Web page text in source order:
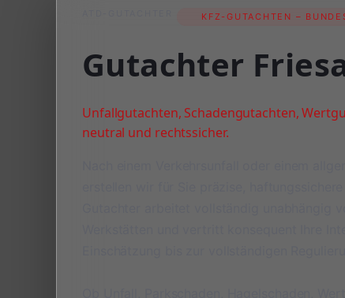
KFZ-GUTACHTEN –
Gutachter
Unfallgutachten, Schadengutachten,
neutral und rechtssicher.